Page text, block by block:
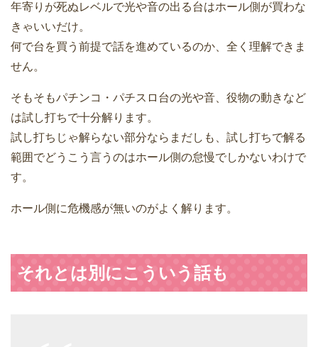
年寄りが死ぬレベルで光や音の出る台はホール側が買わな
きゃいいだけ。
何で台を買う前提で話を進めているのか、全く理解できま
せん。
そもそもパチンコ・パチスロ台の光や音、役物の動きなど
は試し打ちで十分解ります。
試し打ちじゃ解らない部分ならまだしも、試し打ちで解る
範囲でどうこう言うのはホール側の怠慢でしかないわけで
す。
ホール側に危機感が無いのがよく解ります。
それとは別にこういう話も